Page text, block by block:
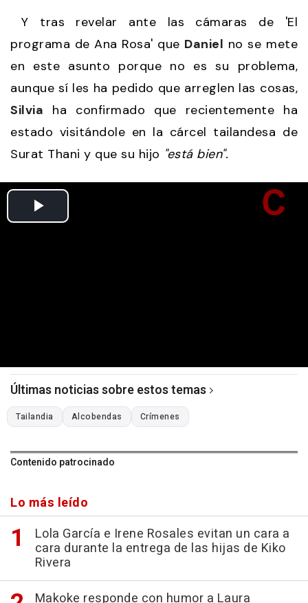
Y tras revelar ante las cámaras de 'El
programa de Ana Rosa' que Daniel no se mete
en este asunto porque no es su problema,
aunque sí les ha pedido que arreglen las cosas,
Silvia ha confirmado que recientemente ha
estado visitándole en la cárcel tailandesa de
Surat Thani y que su hijo "está bien".
Últimas noticias sobre estos temas
Tailandia Alcobendas Crímenes
Contenido patrocinado
Lo más leído
Lola García e Irene Rosales evitan un cara a
cara durante la entrega de las hijas de Kiko
Rivera
Makoke responde con humor a Laura